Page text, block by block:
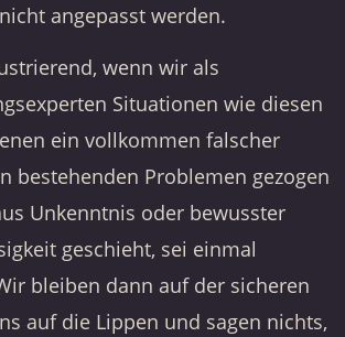
angepasst werden.
wenn wir als
Situationen wie diesen
ein vollkommen falscher
bestehenden Problemen gezogen
Unkenntnis oder bewusster
geschieht, sei einmal
bleiben dann auf der sicheren
auf die Lippen und sagen nichts,